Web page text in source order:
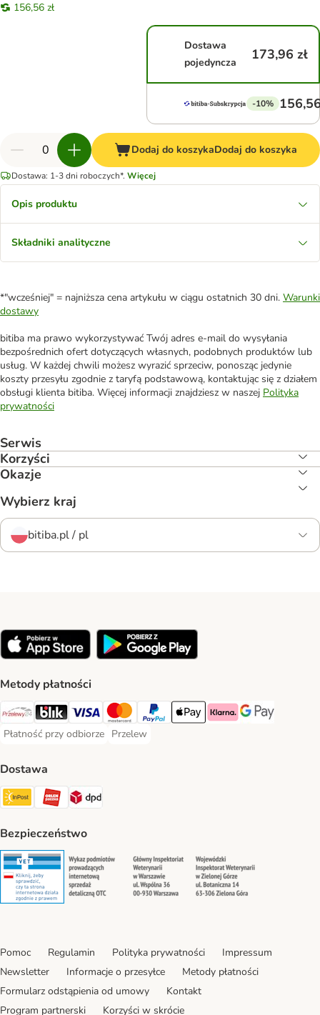
156,56 zł
Dostawa
pojedyncza
173,96 zł
-10%
Dodaj do koszykaDodaj do koszyka
Dostawa: 1-3 dni roboczych*. Więcej
Opis produktu
Składniki analityczne
*"wcześniej" = najniższa cena artykułu w ciągu ostatnich 30 dni. Warunki
dostawy
bitiba ma prawo wykorzystywać Twój adres e-mail do wysyłania
bezpośrednich ofert dotyczących własnych, podobnych produktów lub
usług. W każdej chwili możesz wyrazić sprzeciw, ponosząc jedynie
koszty przesyłu zgodnie z taryfą podstawową, kontaktując się z działem
obsługi klienta bitiba. Więcej informacji znajdziesz w naszej Polityka
prywatności
Serwis
Korzyści
Okazje
Wybierz kraj
bitiba.pl / pl
Metody płatności
Przelewy24 Payment Method
Blik Payment Method
VISA Payment Method
MasterCard Payment Method
PayPal Payment Method
Apple Pay Payment Method
Klarna Payment Method
Google Pay
Płatność przy odbiorze
Płatność przy odbiorze Payment Method
Przelew
Przelew Payment Method
Dostawa
InPost Shipping Method
ORLEN Paczka. Shipping Method
DPD Shipping Method
Bezpieczeństwo
Security Security Security
Pomoc Regulamin Polityka prywatności
Impressum
Newsletter
Informacje o przesyłce
Metody płatności
Formularz odstąpienia od umowy
Kontakt
Program partnerski
Korzyści w skrócie